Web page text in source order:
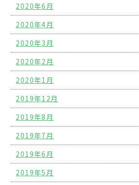
2020年6月
2020年4月
2020年3月
2020年2月
2020年1月
2019年12月
2019年8月
2019年7月
2019年6月
2019年5月